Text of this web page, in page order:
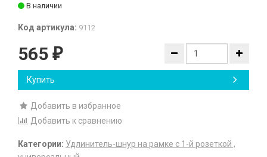
В наличии
Код артикула: 9112
565 ₽
Купить
Добавить в избранное
Добавить к сравнению
Категории: Удлинитель-шнур на рамке с 1-й розеткой ,